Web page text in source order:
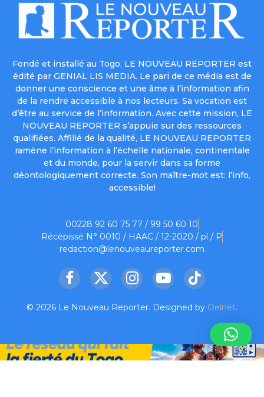
Fondé et installé au Togo, LE NOUVEAU REPORTER est
édité par GENIAL LIS MEDIA. Le pari de ce média est de
donner une conscience et une âme à l’information afin
de la rendre accessible à nos lecteurs. Sa vocation est
d’être au service de l’information. Avec cette mission, LE
NOUVEAU REPORTER s’appuie sur des ressources
qualifiées. Affilié de la qualité, LE NOUVEAU REPORTER
ramène l’information à l’échelle nationale, continentale
et du monde, pour la servir dans sa forme
déontologiquement correcte. Son maître-mot est: l’info,
accessible!
00228 92 60 75 77 / 99 50 60 10
Récépissé N° 0010 / HAAC / 12-2020 / pl / P
redaction@lenouveaureporter.com
Facebook
X
InstagramYouTubeTikTok
© 2026 Le Nouveau Reporter. Designed by Oelnet.